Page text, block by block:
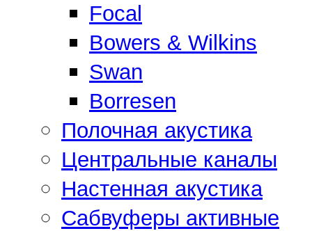
Focal
Bowers & Wilkins
Swan
Borresen
Полочная акустика
Центральные каналы
Настенная акустика
Сабвуферы активные